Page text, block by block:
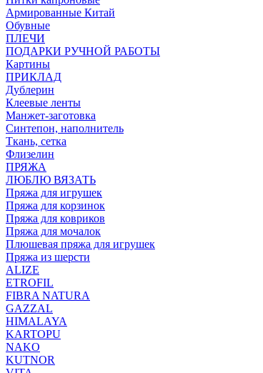
Армированные Китай
Обувные
ПЛЕЧИ
ПОДАРКИ РУЧНОЙ РАБОТЫ
Картины
ПРИКЛАД
Дублерин
Клеевые ленты
Манжет-заготовка
Синтепон, наполнитель
Ткань, сетка
Флизелин
ПРЯЖА
ЛЮБЛЮ ВЯЗАТЬ
Пряжа для игрушек
Пряжа для корзинок
Пряжа для ковриков
Пряжа для мочалок
Плюшевая пряжа для игрушек
Пряжа из шерсти
ALIZE
ETROFIL
FIBRA NATURA
GAZZAL
HIMALAYA
KARTOPU
NAKO
KUTNOR